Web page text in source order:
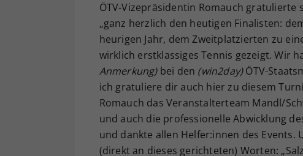
ÖTV-Vizepräsidentin Romauch
„ganz herzlich den heutigen Finalisten:
heurigen Jahr, dem Zweitplatzierten zu
wirklich erstklassiges Tennis gezeigt. Wir
Anmerkung)bei den (win2day)ÖTV-
ich gratuliere dir auch hier zu diesem
Romauch das Veranstalterteam Mandl/
und auch die professionelle Abwicklung
und dankte allen Helfer:innen des
(direkt an dieses gerichteten) Worten: